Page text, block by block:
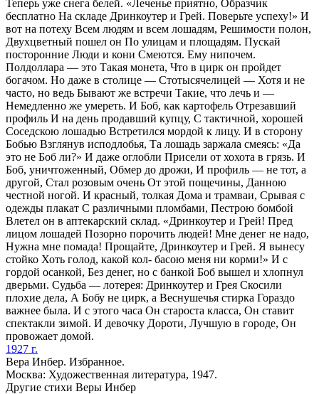
Теперь уже снега белей. «Леченье приятно, Образчик
бесплатно На складе Дринкоутер и Грей. Поверьте успеху!» И
вот на потеху Всем людям и всем лошадям, Решимости полон,
Двухцветный пошел он По улицам и площадям. Пускай
посторонние Люди и кони Смеются. Ему нипочем.
Полдоллара — это Такая монета, Что в цирк он пройдет
богачом. Но даже в столице — Стотысячелицей — Хотя и не
часто, но ведь Бывают же встречи Такие, что лечь и —
Немедленно же умереть. И Боб, как картофель Отрезавший
профиль И на день продавший купцу, С тактичной, хорошей
Соседскою лошадью Встретился мордой к лицу. И в сторону
Бобью Взглянув исподлобья, Та лошадь заржала смеясь: «Да
это не Боб ли?» И даже оглобли Присели от хохота в грязь. И
Боб, уничтоженный, Обмер до дрожи, И профиль — не тот, а
другой, Стал розовым очень От этой пощечины, Данною
честной ногой. И красный, толкая Дома и трамваи, Срывая с
одежды плакат С различными пломбами, Пестрою бомбой
Влетел он в аптекарский склад. «Дринкоутер и Грей! Пред
лицом лошадей Позорно порочить людей! Мне денег не надо,
Нужна мне помада! Прощайте, Дринкоутер и Грей. Я вынесу
стойко Хоть голод, какой кол- басою меня ни корми!» И с
гордой осанкой, Без денег, но с банкой Боб вышел и хлопнул
дверьми. Судьба — лотерея: Дринкоутер и Грея Скосили
плохие дела, А Бобу не цирк, а Веснушечья стирка Гораздо
важнее была. И с этого часа Он староста класса, Он ставит
спектакли зимой. И девочку Дороти, Лучшую в городе, Он
провожает домой.
1927 г.
Вера Инбер. Избранное.
Москва: Художественная литература, 1947.
Другие стихи Веры Инбер